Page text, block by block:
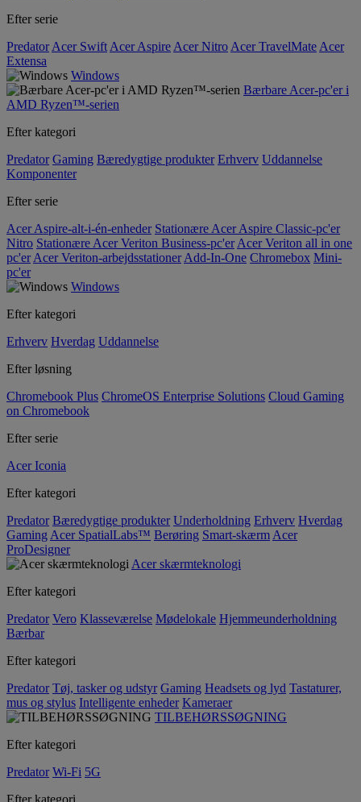
Efter serie
Predator Acer Swift Acer Aspire Acer Nitro Acer TravelMate Acer
Extensa
Windows
Bærbare Acer-pc'er i
AMD Ryzen™-serien
Efter kategori
Predator Gaming Bæredygtige produkter Erhverv Uddannelse
Komponenter
Efter serie
Acer Aspire-alt-i-én-enheder Stationære Acer Aspire Classic-pc'er
Nitro Stationære Acer Veriton Business-pc'er Acer Veriton all in one
pc'er Acer Veriton-arbejdsstationer Add-In-One Chromebox Mini-
pc'er
Windows
Efter kategori
Erhverv Hverdag Uddannelse
Efter løsning
Chromebook Plus ChromeOS Enterprise Solutions Cloud Gaming
on Chromebook
Efter serie
Acer Iconia
Efter kategori
Predator Bæredygtige produkter Underholdning Erhverv Hverdag
Gaming Acer SpatialLabs™ Berøring Smart-skærm Acer
ProDesigner
Acer skærmteknologi
Efter kategori
Predator Vero Klasseværelse Mødelokale Hjemmeunderholdning
Bærbar
Efter kategori
Predator Tøj, tasker og udstyr Gaming Headsets og lyd Tastaturer,
mus og stylus Intelligente enheder Kameraer
TILBEHØRSSØGNING
Efter kategori
Predator Wi-Fi 5G
Efter kategori